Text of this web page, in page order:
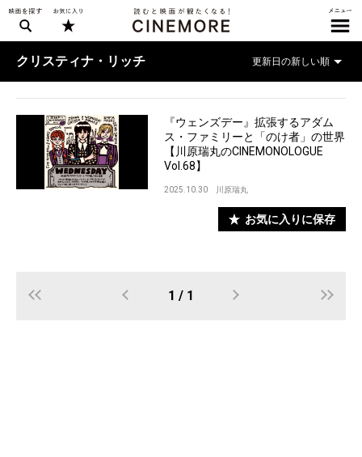
クリスティナ・リッチ
『ウェンズデー』拡張するアダム
ス・ファミリーと「のけ者」の世界
【川原瑞丸のCINEMONOLOGUE
Vol.68】
2025.10.30 川原瑞丸
お気に入りに保存
1 / 1